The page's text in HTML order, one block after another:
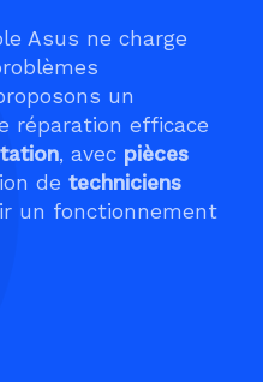
Asus ne charge
un
réparation efficace
, avec pièces
de techniciens
un fonctionnement